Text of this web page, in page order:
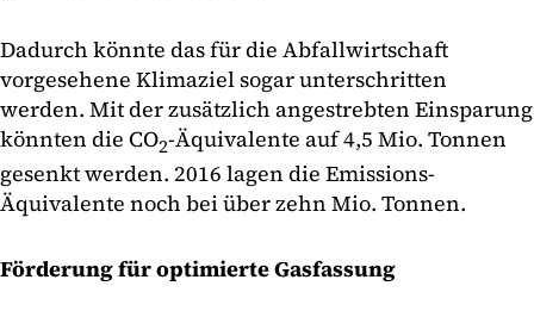
Dadurch könnte das für die Abfallwirtschaft
vorgesehene Klimaziel sogar unterschritten
werden. Mit der zusätzlich angestrebten Einsparung
könnten die CO2-Äquivalente auf 4,5 Mio. Tonnen
gesenkt werden. 2016 lagen die Emissions-
Äquivalente noch bei über zehn Mio. Tonnen.
Förderung für optimierte Gasfassung